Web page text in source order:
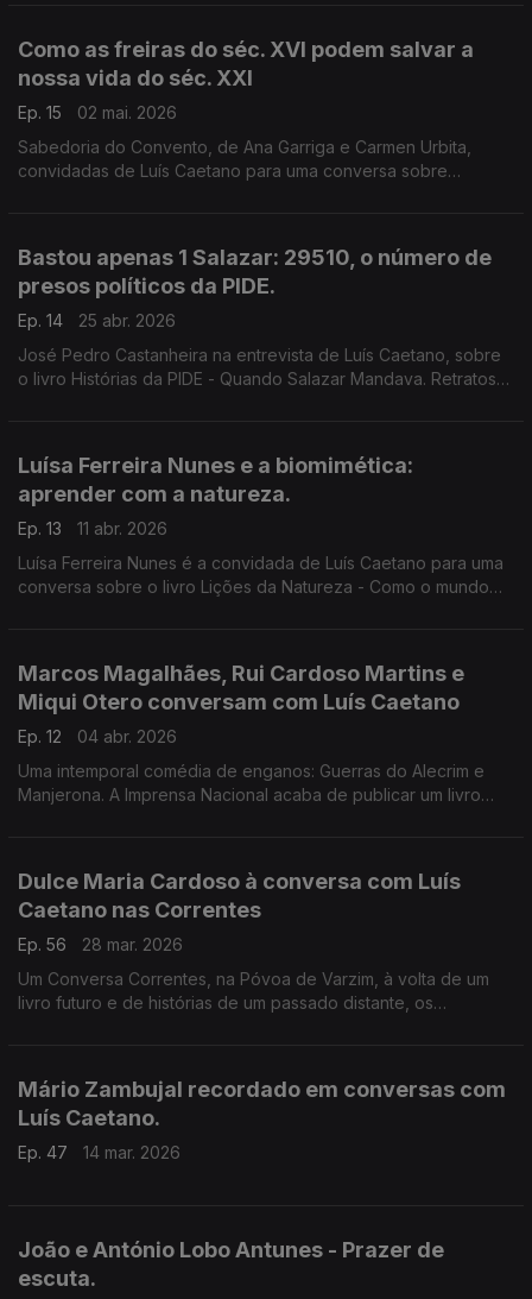
Como as freiras do séc. XVI podem salvar a
nossa vida do séc. XXI
Ep. 15
02 mai. 2026
Sabedoria do Convento, de Ana Garriga e Carmen Urbita,
convidadas de Luís Caetano para uma conversa sobre
Bastou apenas 1 Salazar: 29510, o número de
presos políticos da PIDE.
Ep. 14
25 abr. 2026
José Pedro Castanheira na entrevista de Luís Caetano, sobre
o livro Histórias da PIDE - Quando Salazar Mandava. Retratos
Luísa Ferreira Nunes e a biomimética:
aprender com a natureza.
Ep. 13
11 abr. 2026
Luísa Ferreira Nunes é a convidada de Luís Caetano para uma
conversa sobre o livro Lições da Natureza - Como o mundo
Marcos Magalhães, Rui Cardoso Martins e
Miqui Otero conversam com Luís Caetano
Ep. 12
04 abr. 2026
Uma intemporal comédia de enganos: Guerras do Alecrim e
Manjerona. A Imprensa Nacional acaba de publicar um livro
Dulce Maria Cardoso à conversa com Luís
Caetano nas Correntes
Ep. 56
28 mar. 2026
Um Conversa Correntes, na Póvoa de Varzim, à volta de um
livro futuro e de histórias de um passado distante, os
Mário Zambujal recordado em conversas com
Luís Caetano.
Ep. 47 14 mar. 2026
João e António Lobo Antunes - Prazer de
escuta.